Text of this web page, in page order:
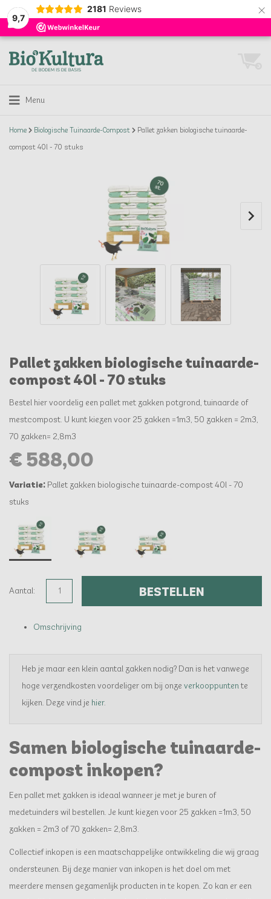
9,7
2181 Reviews ×
Menu
Home Biologische Tuinaarde-Compost
Pallet zakken biologische tuinaarde-
compost 40l - 70 stuks
Pallet zakken biologische tuinaarde-
compost 40l - 70 stuks
Bestel hier voordelig een pallet met zakken potgrond, tuinaarde of
mestcompost. U kunt kiezen voor 25 zakken =1m3, 50 zakken = 2m3,
70 zakken= 2,8m3
€ 588,00
Variatie: Pallet zakken biologische tuinaarde-compost 40l - 70
stuks
Aantal: BESTELLEN
Omschrijving
Heb je maar een klein aantal zakken nodig? Dan is het vanwege
hoge verzendkosten voordeliger om bij onze verkooppuntente
kijken. Deze vind je hier.
Samen biologische tuinaarde-
compost inkopen?
Een pallet met zakken is ideaal wanneer je met je buren of
medetuinders wil bestellen. Je kunt kiezen voor 25 zakken =1m3, 50
zakken = 2m3 of 70 zakken= 2,8m3.
Collectief inkopen is een maatschappelijke ontwikkeling die wij graag
ondersteunen. Bij deze manier van inkopen is het doel om met
meerdere mensen gezamenlijk producten in te kopen. Zo kan er een